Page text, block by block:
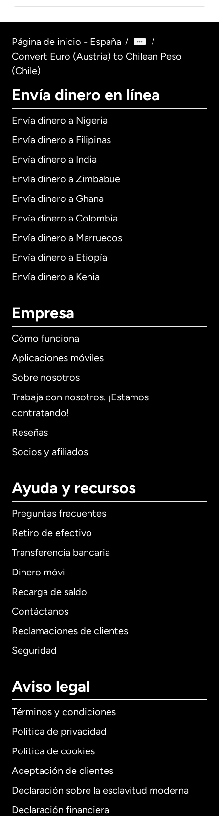
Página de inicio - España / /
Convert Euro (Austria) to Chilean Peso
(Chile)
Envía dinero en línea
Envía dinero a Nigeria
Envía dinero a Filipinas
Envía dinero a India
Envía dinero a Zimbabue
Envía dinero a Ghana
Envía dinero a Colombia
Envía dinero a Marruecos
Envía dinero a Etiopía
Envía dinero a Kenia
Empresa
Cómo funciona
Aplicaciones móviles
Sobre nosotros
Trabaja con nosotros. ¡Estamos
contratando!
Reseñas
Socios y afiliados
Ayuda y recursos
Preguntas frecuentes
Retiro de efectivo
Transferencia bancaria
Dinero móvil
Recarga de saldo
Contáctanos
Reclamaciones de clientes
Seguridad
Aviso legal
Términos y condiciones
Política de privacidad
Política de cookies
Aceptación de clientes
Declaración sobre la esclavitud moderna
Declaración financiera
Internacional English